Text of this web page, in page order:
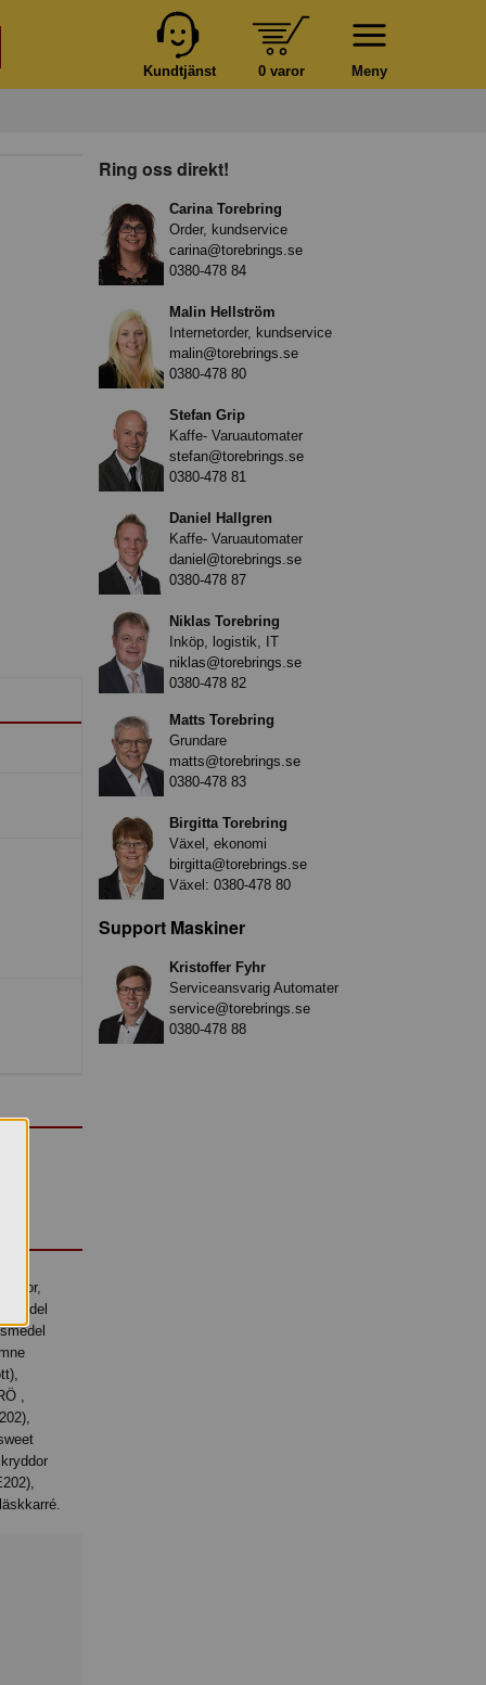
Meny
0 varor
Kundtjänst
,
Ring oss direkt!
Carina Torebring
Order, kundservice
carina@torebrings.se
0380-478 84
Malin Hellström
Internetorder, kundservice
malin@torebrings.se
0380-478 80
Stefan Grip
Kaffe- Varuautomater
stefan@torebrings.se
0380-478 81
Daniel Hallgren
Kaffe- Varuautomater
daniel@torebrings.se
0380-478 87
Niklas Torebring
Inköp, logistik, IT
niklas@torebrings.se
0380-478 82
Matts Torebring
Grundare
matts@torebrings.se
0380-478 83
Birgitta Torebring
Växel, ekonomi
birgitta@torebrings.se
Växel: 0380-478 80
Support Maskiner
Kristoffer Fyhr
Serviceansvarig Automater
service@torebrings.se
0380-478 88